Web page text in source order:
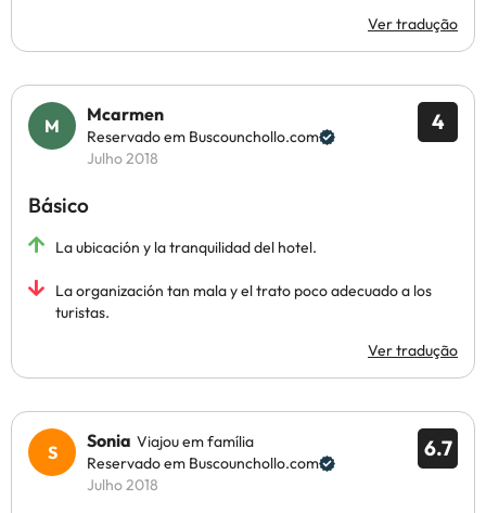
Ver tradução
4
Mcarmen
Reservado em Buscounchollo.com
Julho 2018
Básico
La ubicación y la tranquilidad del hotel.
La organización tan mala y el trato poco adecuado a los
turistas.
Ver tradução
6.7
Sonia Viajou em família
Reservado em Buscounchollo.com
Julho 2018